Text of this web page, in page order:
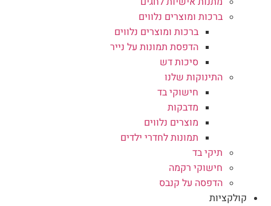
ברכות ומוצרים נלווים
ברכות ומוצרים נלווים
הדפסת תמונות על נייר
סיכות דש
התינוקות שלנו
חישוקי בד
מדבקות
מוצרים נלווים
תמונות לחדרי ילדים
תיקי בד
חישוקי רקמה
הדפסה על קנבס
קולקציות